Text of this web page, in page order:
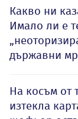
Какво ни
Имало ли е
държавни
На косъм от
изтекла